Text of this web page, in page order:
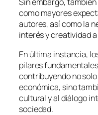
Sin embargo,
como mayores
autores, así como la
interés y creatividad
En última instancia,
pilares
contribuyendo no
económica, sino
cultural y al diálogo
sociedad.